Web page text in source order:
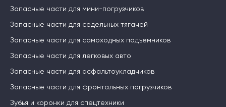
Запасные части для мини-погрузчиков
Запасные части для седельных тягачей
Запасные части для самоходных подъемников
Запасные части для легковых авто
Запасные части для асфальтоукладчиков
Запасные части для фронтальных погрузчиков
Зубья и коронки для спецтехники